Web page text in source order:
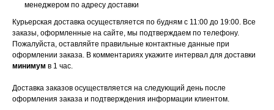
менеджером по адресу доставки
Курьерская доставка осуществляется по будням с 11:00 до 19:00. Все
заказы, оформленные на сайте, мы подтверждаем по телефону.
Пожалуйста, оставляйте правильные контактные данные при
оформлении заказа. В комментариях укажите интервал для доставки
минимум в 1 час.
Доставка заказов осуществляется на следующий день после
оформления заказа и подтверждения информации клиентом.